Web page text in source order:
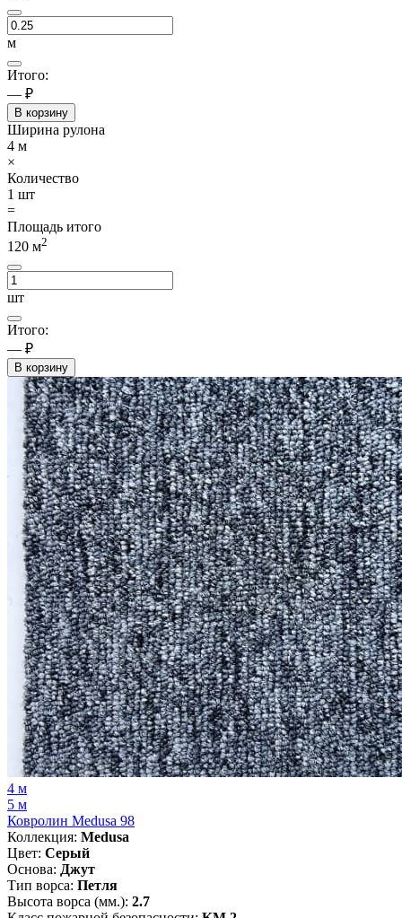
м
Итого:
— ₽
В корзину
Ширина рулона
4 м
×
Количество
1 шт
=
Площадь итого
120 м2
шт
Итого:
— ₽
В корзину
4 м
5 м
Ковролин Medusa 98
Коллекция: Medusa
Цвет: Серый
Основа: Джут
Тип ворса: Петля
Высота ворса (мм.): 2.7